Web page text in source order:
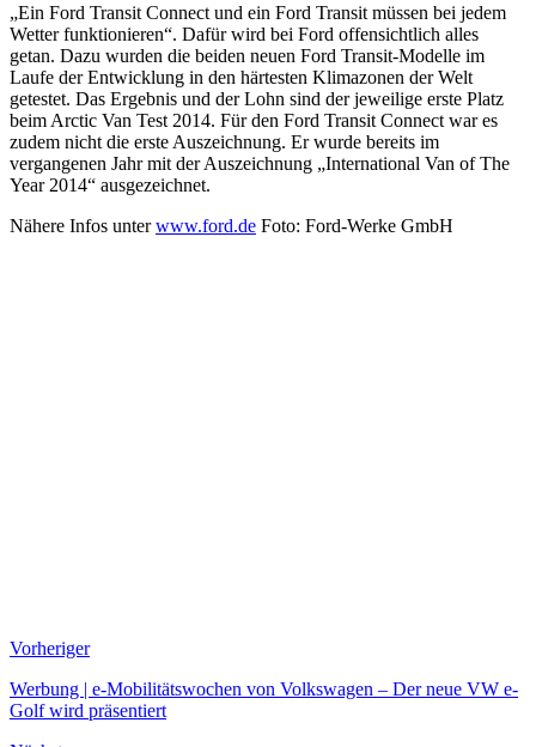
„Ein Ford Transit Connect und ein Ford Transit müssen bei jedem
Wetter funktionieren“. Dafür wird bei Ford offensichtlich alles
getan. Dazu wurden die beiden neuen Ford Transit-Modelle im
Laufe der Entwicklung in den härtesten Klimazonen der Welt
getestet. Das Ergebnis und der Lohn sind der jeweilige erste Platz
beim Arctic Van Test 2014. Für den Ford Transit Connect war es
zudem nicht die erste Auszeichnung. Er wurde bereits im
vergangenen Jahr mit der Auszeichnung „International Van of The
Year 2014“ ausgezeichnet.
Nähere Infos unterwww.ford.de Foto: Ford-Werke GmbH
Vorheriger
Werbung | e-Mobilitätswochen von Volkswagen – Der neue VW e-
Golf wird präsentiert